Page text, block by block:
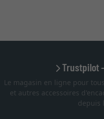
Trustpilot
Le magasin en ligne pour
et autres accessoires
depuis